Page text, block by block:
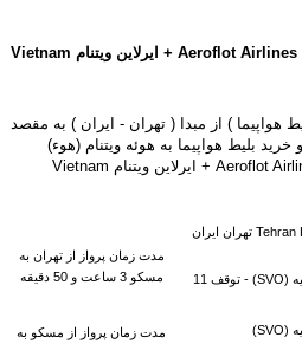
AeroflotAirlines
+ ایرلاین ویتنام Vietnam
هواپیما ) از مبدا ( تهران - ایران ) به مقصد
بلیط هواپیما به هوئه ویتنام (هوء)
بوسیله ایرلاین ایرفلوت روسیه Aeroflot Airlines + ایرلاین ویتنام Vietnam
فرودگاه امام خمینی Tehran Khomeini تهران ایران
مدت زمان پرواز از تهران به
مسکو 3 ساعت و 50 دقیقه
توقف 11
مدت زمان پرواز از مسکو به